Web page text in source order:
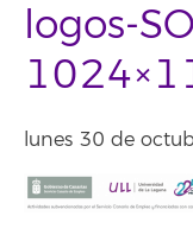
logos-
lunes 30 de